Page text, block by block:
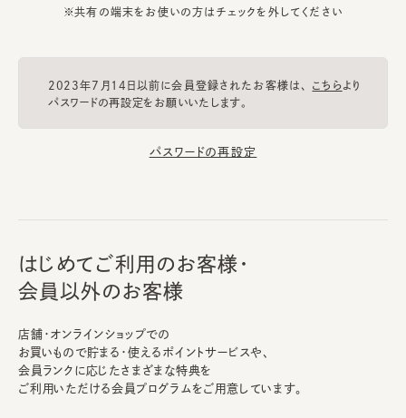
※共有の端末をお使いの方はチェックを外してください
2023年7月14日以前に会員登録されたお客様は、 こちらより
パスワードの再設定をお願いいたします。
パスワードの再設定
はじめてご利用のお客様・
会員以外のお客様
店舗・オンラインショップでの
お買いもので貯まる・使えるポイントサービスや、
会員ランクに応じたさまざまな特典を
ご利用いただける会員プログラムをご用意しています。